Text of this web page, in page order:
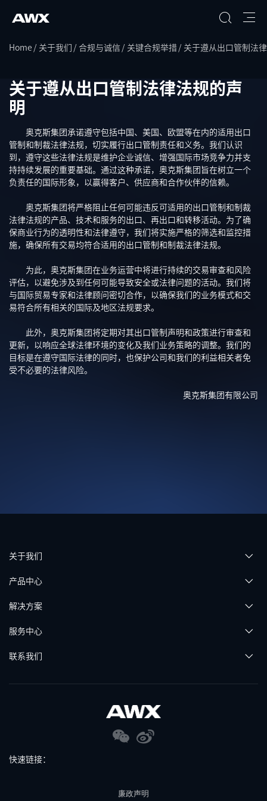
Home 关于我们 合规与诚信 关键合规举措 关于遵从出口管制法
关于遵从出口管制法律法规的声
明
奥克斯集团承诺遵守包括中国、美国、欧盟等在内的适用出口
管制和制裁法律法规，切实履行出口管制责任和义务。我们认识
到，遵守这些法律法规是维护企业诚信、增强国际市场竞争力并支
持持续发展的重要基础。通过这种承诺，奥克斯集团旨在树立一个
负责任的国际形象，以赢得客户、供应商和合作伙伴的信赖。
奥克斯集团将严格阻止任何可能违反可适用的出口管制和制裁
法律法规的产品、技术和服务的出口、再出口和转移活动。为了确
保商业行为的透明性和法律遵守，我们将实施严格的筛选和监控措
施，确保所有交易均符合适用的出口管制和制裁法律法规。
为此，奥克斯集团在业务运营中将进行持续的交易审查和风险
评估，以避免涉及到任何可能导致安全或法律问题的活动。我们将
与国际贸易专家和法律顾问密切合作，以确保我们的业务模式和交
易符合所有相关的国际及地区法规要求。
此外，奥克斯集团将定期对其出口管制声明和政策进行审查和
更新，以响应全球法律环境的变化及我们业务策略的调整。我们的
目标是在遵守国际法律的同时，也保护公司和我们的利益相关者免
受不必要的法律风险。
奥克斯集团有限公司
关于我们
产品中心
解决方案
服务中心
联系我们
快速链接：
廉政声明